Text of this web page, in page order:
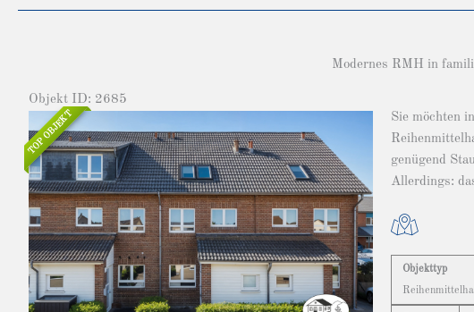
Modernes RMH in
Objekt ID: 2685
TOP OBJEKT
Sie möchten
genügend
Allerdings:
Objekttyp